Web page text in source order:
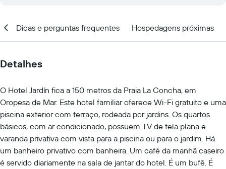
Dicas e perguntas frequentes Hospedagens próximas
Detalhes
O Hotel Jardín fica a 150 metros da Praia La Concha, em
Oropesa de Mar. Este hotel familiar oferece Wi-Fi gratuito e uma
piscina exterior com terraço, rodeada por jardins. Os quartos
básicos, com ar condicionado, possuem TV de tela plana e
varanda privativa com vista para a piscina ou para o jardim. Há
um banheiro privativo com banheira. Um café da manhã caseiro
é servido diariamente na sala de jantar do hotel. É um bufê. É